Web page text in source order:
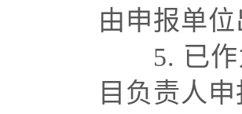
由申报单
5. 已
目负责人申